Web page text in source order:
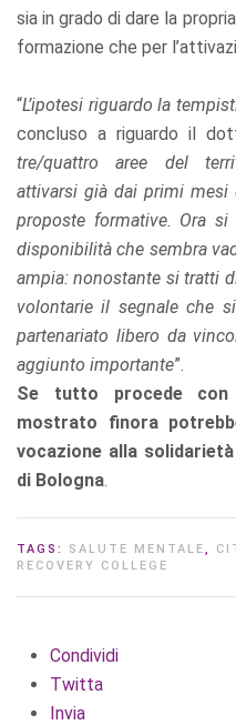
sia in grado di dare la
formazione che per
“L’ipotesi riguardo la
concluso a riguardo il
tre/quattro aree del
attivarsi già dai primi
proposte formative. Ora
disponibilità che sembra
ampia: nonostante si tratti
volontarie il segnale che
partenariato libero da
aggiunto importante”.
Se tutto procede con
mostrato finora
vocazione alla
di Bologna.
TAGS: SALUTE MENTALE,
RECOVERY COLLEGE
Condividi
Twitta
Invia